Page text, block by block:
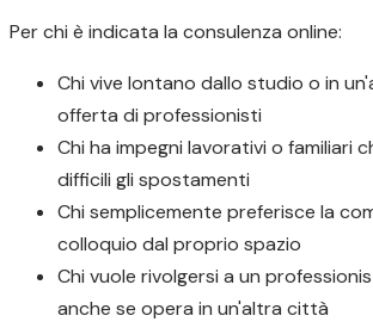
Per chi è indicata la consulenza online:
Chi vive lontano dallo studio o in
offerta di professionisti
Chi ha impegni lavorativi o familiari
difficili gli spostamenti
Chi semplicemente preferisce la
colloquio dal proprio spazio
Chi vuole rivolgersi a un
anche se opera in un'altra città